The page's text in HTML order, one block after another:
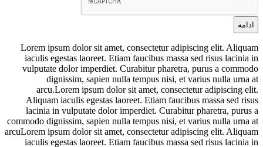
ادامه
Lorem ipsum dolor sit amet, consectetur adipiscing elit. Aliquam
iaculis egestas laoreet. Etiam faucibus massa sed risus lacinia in
vulputate dolor imperdiet. Curabitur pharetra, purus a commodo
dignissim, sapien nulla tempus nisi, et varius nulla urna at
arcu.Lorem ipsum dolor sit amet, consectetur adipiscing elit.
Aliquam iaculis egestas laoreet. Etiam faucibus massa sed risus
lacinia in vulputate dolor imperdiet. Curabitur pharetra, purus a
commodo dignissim, sapien nulla tempus nisi, et varius nulla urna at
arcuLorem ipsum dolor sit amet, consectetur adipiscing elit. Aliquam
iaculis egestas laoreet. Etiam faucibus massa sed risus lacinia in